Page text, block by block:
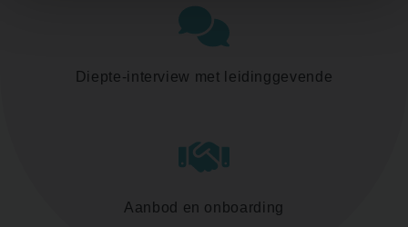
Diepte-interview met leidinggevende
Aanbod en onboarding